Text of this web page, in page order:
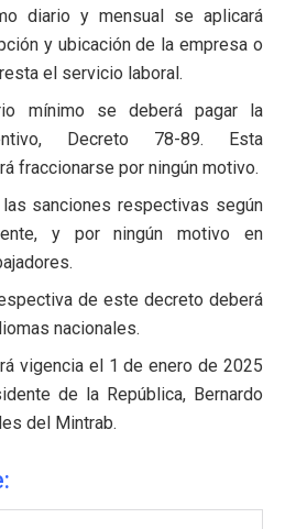
diario y mensual se aplicará
y ubicación de la empresa o
el servicio laboral.
mínimo se deberá pagar la
Decreto 78-89. Esta
fraccionarse por ningún motivo.
sanciones respectivas según
y por ningún motivo en
de este decreto deberá
nacionales.
vigencia el 1 de enero de 2025
de la República, Bernardo
del Mintrab.